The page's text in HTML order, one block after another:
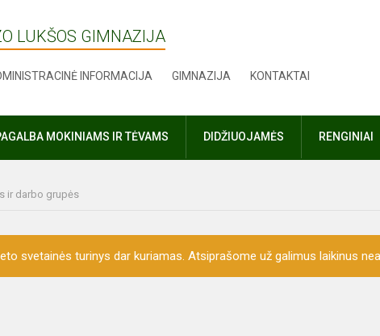
LUKŠOS GIMNAZIJA
INFORMACIJA GIMNAZIJA KONTAKTAI
MOKINIAMS IR TĖVAMS DIDŽIUOJAMĖS RENGINIAI
ir darbo grupės
svetainės turinys dar kuriamas. Atsiprašome už galimus laikinus